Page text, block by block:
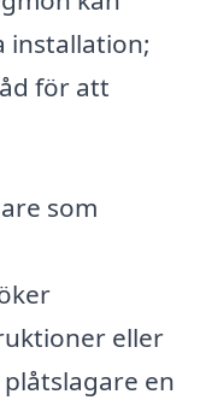
installation;
för att
som
eller
en